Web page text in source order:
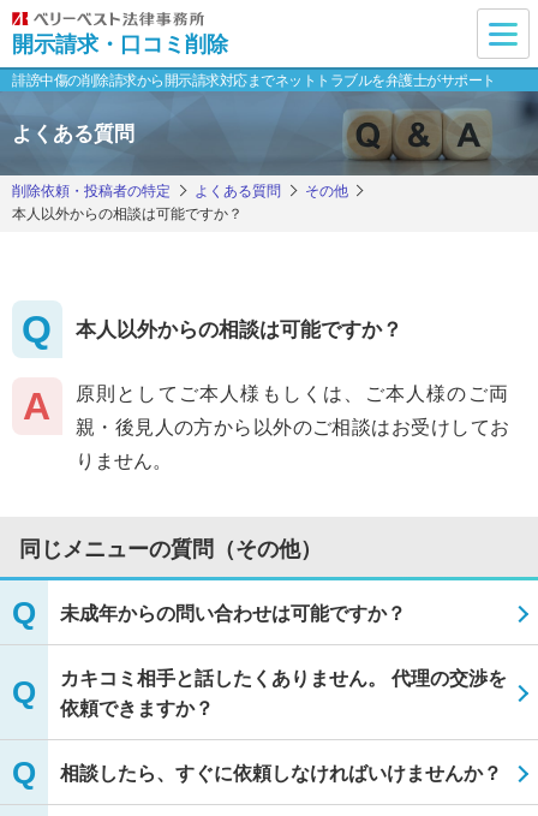
開示請求・口コミ削除
誹謗中傷の削除請求から開示請求対応までネットトラブルを弁護士がサポート
よくある質問
削除依頼・投稿者の特定 よくある質問
その他
本人以外からの相談は可能ですか？
本人以外からの相談は可能ですか？
原則としてご本人様もしくは、ご本人様のご両
親・後見人の方から以外のご相談はお受けしてお
りません。
同じメニューの質問（その他）
未成年からの問い合わせは可能ですか？
カキコミ相手と話したくありません。 代理の交渉を
依頼できますか？
相談したら、すぐに依頼しなければいけませんか？